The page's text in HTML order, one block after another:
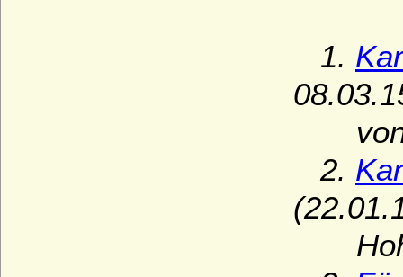
1.
von
2.